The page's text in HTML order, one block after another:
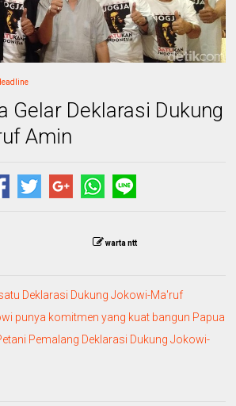
Gelar Deklarasi Dukung
Amin
warta ntt
Deklarasi Dukung Jokowi-Ma'ruf
punya komitmen yang kuat bangun Papua
Pemalang Deklarasi Dukung Jokowi-